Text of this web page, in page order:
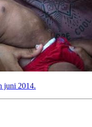
juni 2014.